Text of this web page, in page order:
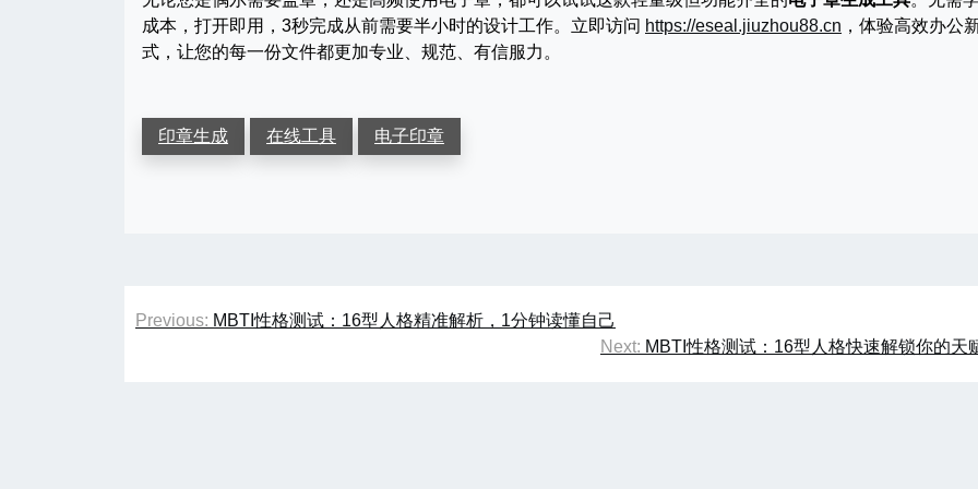
成本，打开即用，3秒完成从前需要半小时的设计工作。立即访问 https://eseal.jiuzhou88.cn ，体验高效办公
式，让您的每一份文件都更加专业、规范、有信服力。
印章生成 在线工具 电子印章
文
Previous: MBTI性格测试：16型人格精准解析，1分钟读懂自己
Next: MBTI性格测试：16型人格快速解锁你的天